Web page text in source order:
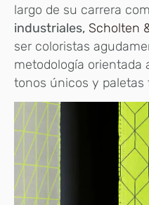
largo de su carrera
industriales, Scholten
ser coloristas
metodología orientada
tonos únicos y paletas